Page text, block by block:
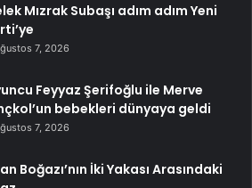
Mızrak Subaşı adım adım Yeni
7, 2026
Feyyaz Şerifoğlu ile Merve
bebekleri dünyaya geldi
7, 2026
Boğazı’nın İki Yakası Arasındaki